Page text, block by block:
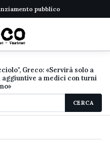
pubblico
Greco: «Servirà solo a
a medici con turni
CERCA